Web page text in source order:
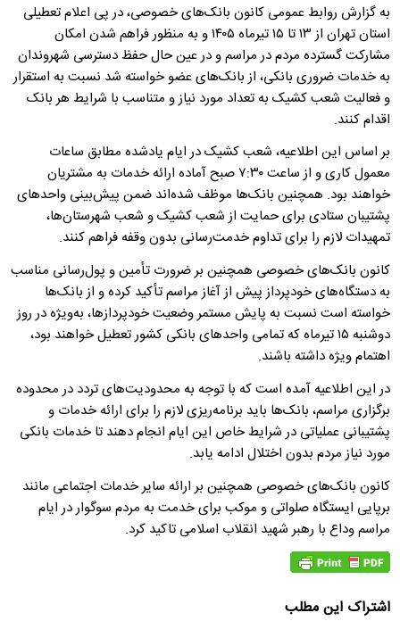
به گزارش روابط عمومی کانون بانک‌های خصوصی، در پی اعلام تعطیلی
استان تهران از ۱۳ تا ۱۵ تیرماه ۱۴۰۵ و به منظور فراهم شدن امکان
مشارکت گسترده مردم در مراسم و در عین حال حفظ دسترسی شهروندان
به خدمات ضروری بانکی، از بانک‌های عضو خواسته شد نسبت به استقرار
و فعالیت شعب کشیک به تعداد مورد نیاز و متناسب با شرایط هر بانک
اقدام کنند.
بر اساس این اطلاعیه، شعب کشیک در ایام یادشده مطابق ساعات
معمول کاری و از ساعت ۷:۳۰ صبح آماده ارائه خدمات به مشتریان
خواهند بود. همچنین بانک‌ها موظف شده‌اند ضمن پیش‌بینی واحدهای
پشتیبان ستادی برای حمایت از شعب کشیک و شعب شهرستان‌ها،
تمهیدات لازم را برای تداوم خدمت‌رسانی بدون وقفه فراهم کنند.
کانون بانک‌های خصوصی همچنین بر ضرورت تأمین و پول‌رسانی مناسب
به دستگاه‌های خودپرداز پیش از آغاز مراسم تأکید کرده و از بانک‌ها
خواسته است نسبت به پایش مستمر وضعیت خودپردازها، به‌ویژه در روز
دوشنبه ۱۵ تیرماه که تمامی واحدهای بانکی کشور تعطیل خواهند بود،
اهتمام ویژه داشته باشند.
در این اطلاعیه آمده است که با توجه به محدودیت‌های تردد در محدوده
برگزاری مراسم، بانک‌ها باید برنامه‌ریزی لازم را برای ارائه خدمات و
پشتیبانی عملیاتی در شرایط خاص این ایام انجام دهند تا خدمات بانکی
مورد نیاز مردم بدون اختلال ادامه یابد.
کانون بانک‌های خصوصی همچنین بر ارائه سایر خدمات اجتماعی مانند
برپایی ایستگاه صلواتی و موکب برای خدمت به مردم سوگوار در ایام
مراسم وداع با رهبر شهید انقلاب اسلامی تاکید کرد.
اشتراک این مطلب